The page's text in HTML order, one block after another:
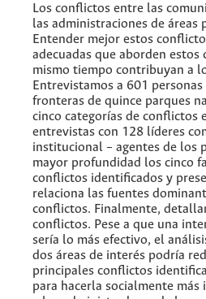
Los conflictos entre las
las administraciones de
Entender mejor estos
adecuadas que aborden
mismo tiempo contribuyan a
Entrevistamos a 601
fronteras de quince parques
cinco categorías de conflictos
entrevistas con 128 líderes
institucional – agentes de los
mayor profundidad los cinco
conflictos identificados y
relaciona las fuentes
conflictos. Finalmente,
conflictos. Pese a que una
sería lo más efectivo, el
dos áreas de interés podría
principales conflictos
para hacerla socialmente